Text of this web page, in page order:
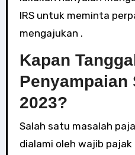
IRS untuk meminta
mengajukan .
Kapan
Penyampaian
2023?
Salah satu masalah
dialami oleh wajib